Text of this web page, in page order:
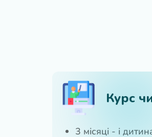
Курс
3 місяці - і